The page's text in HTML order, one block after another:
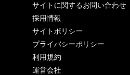
サイトに関するお問い合わせ
採用情報
サイトポリシー
プライバシーポリシー
利用規約
運営会社